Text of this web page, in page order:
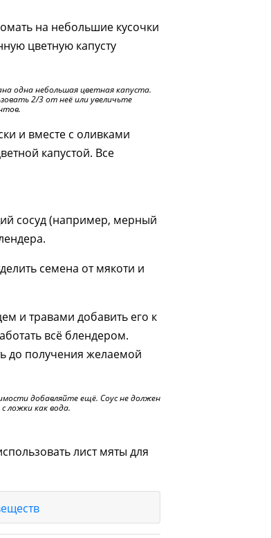
на небольшие кусочки
цветную капусту
одна небольшая цветная капуста.
2/3 от неё или увеличьте
и вместе с оливками
капустой. Все
сосуд (например, мерный
семена от мякоти и
и травами добавить его к
всё блендером.
до получения желаемой
добавляйте ещё. Соус не должен
ложки как вода.
лист мяты для